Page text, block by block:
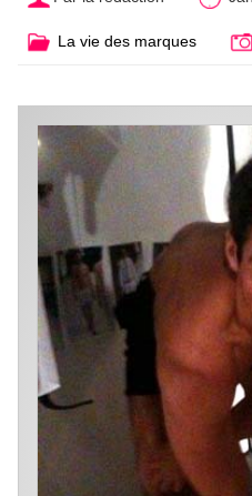
La vie des marques